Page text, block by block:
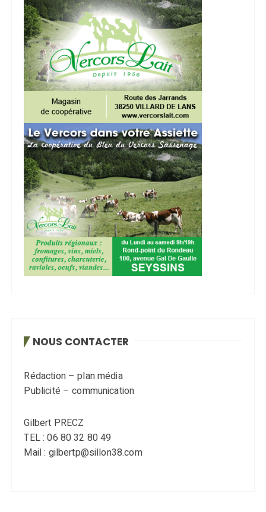
NOUS CONTACTER
Rédaction – plan média
Publicité – communication
Gilbert PRECZ
TEL : 06 80 32 80 49
Mail : gilbertp@sillon38.com